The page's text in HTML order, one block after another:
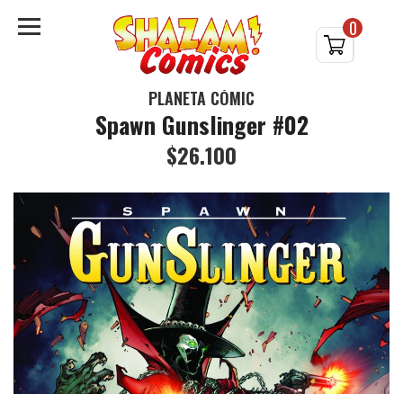
0
PLANETA CÓMIC
Spawn Gunslinger #02
$26.100